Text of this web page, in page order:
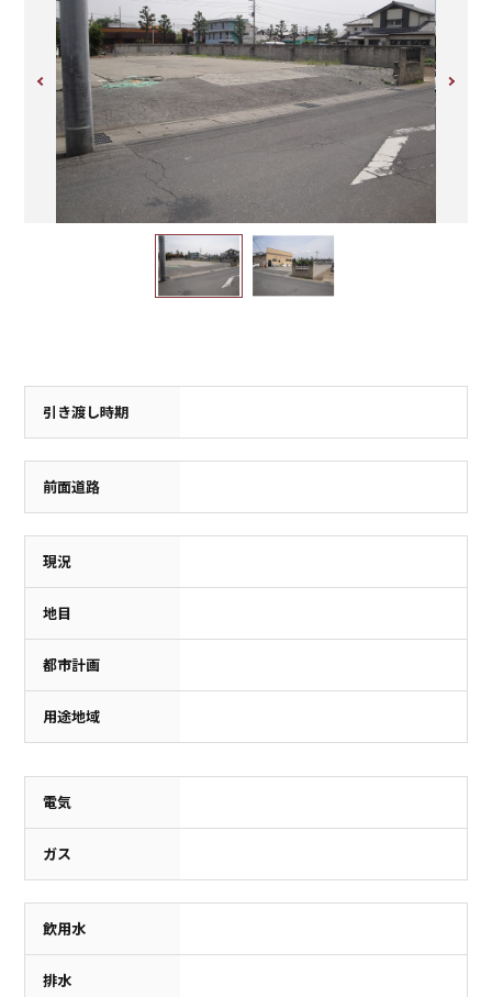
引き渡し時期
前面道路
現況
地目
都市計画
用途地域
電気
ガス
飲用水
排水
保育園
m（徒歩0分）